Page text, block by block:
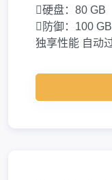
硬盘： 80 GB
防御： 100
独享性能 自动